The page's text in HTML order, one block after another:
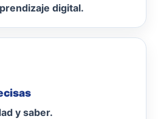
digital.
y saber.